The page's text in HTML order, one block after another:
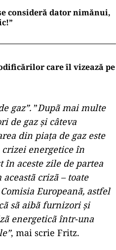
consideră dator nimănui,
care îl vizează pe
gaz”. ”Dupã mai multe
de gaz şi câteva
din piaţa de gaz este
energetice în
în aceste zile de partea
crizã – toate
Europeanã, astfel
sã aibã furnizori şi
energeticã într-una
, mai scrie Fritz.